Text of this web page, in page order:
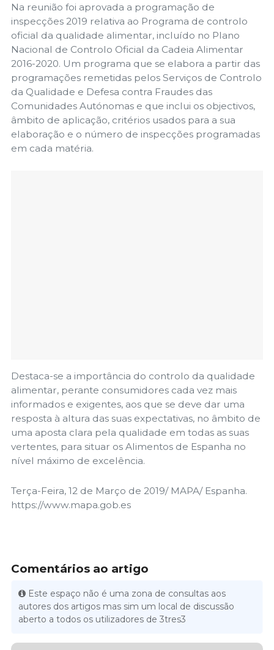
Na reunião foi aprovada a programação de
inspecções 2019 relativa ao Programa de controlo
oficial da qualidade alimentar, incluído no Plano
Nacional de Controlo Oficial da Cadeia Alimentar
2016-2020. Um programa que se elabora a partir das
programações remetidas pelos Serviços de Controlo
da Qualidade e Defesa contra Fraudes das
Comunidades Autónomas e que inclui os objectivos,
âmbito de aplicação, critérios usados para a sua
elaboração e o número de inspecções programadas
em cada matéria.
Destaca-se a importância do controlo da qualidade
alimentar, perante consumidores cada vez mais
informados e exigentes, aos que se deve dar uma
resposta à altura das suas expectativas, no âmbito de
uma aposta clara pela qualidade em todas as suas
vertentes, para situar os Alimentos de Espanha no
nível máximo de excelência.
Terça-Feira, 12 de Março de 2019/ MAPA/ Espanha.
https://www.mapa.gob.es
Comentários ao artigo
Este espaço não é uma zona de consultas aos
autores dos artigos mas sim um local de discussão
aberto a todos os utilizadores de 3tres3